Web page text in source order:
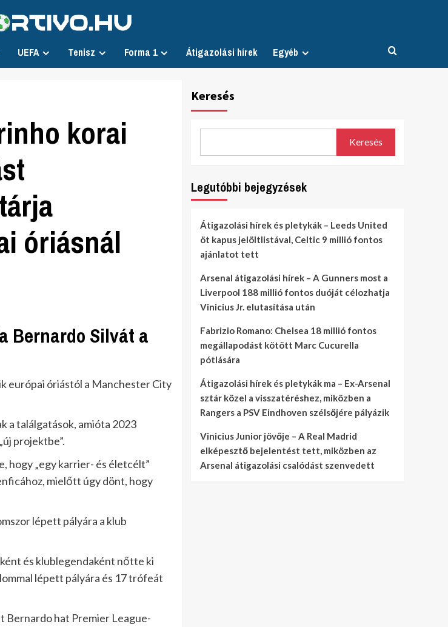
UEFA Tenisz Forma 1 Átigazolási hírek Egyéb
korai
óriásnál
Bernardo Silvát a
európai óriástól a Manchester City
a találgatások, amióta 2023
projektbe”.
hogy „egy karrier- és életcélt”
mielőtt úgy dönt, hogy
lépett pályára a klub
és klublegendaként nőtte ki
lépett pályára és 17 trófeát
Bernardo hat Premier League-
Keresés
Keresés
Legutóbbi bejegyzések
Átigazolási hírek és pletykák – Leeds United
öt kapus jelöltlistával, Celtic 9 millió fontos
ajánlatot tett
Arsenal átigazolási hírek – A Gunners most a
Liverpool 188 millió fontos duóját célozhatja
Vinicius Jr. elutasítása után
Fabrizio Romano: Chelsea 18 millió fontos
megállapodást kötött Marc Cucurella
pótlására
Átigazolási hírek és pletykák ma – Ex-Arsenal
sztár közel a visszatéréshez, miközben a
Rangers a PSV Eindhoven szélsőjére pályázik
Vinicius Junior jövője – A Real Madrid
elképesztő bejelentést tett, miközben az
Arsenal átigazolási csalódást szenvedett